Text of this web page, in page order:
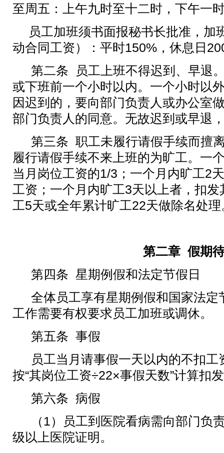
至周五：上午九时至十二时，下午一
员工加班须书面报秘书长批准，加
动合同工资）：平时150% ，休息日
第二条
员工上班不得迟到、早退
或下班前一个小时以内。一个小时以
因迟到的，要向部门负责人或办公室
部门负责人的同意。无故迟到或早退
第三条职工未履行请假手续而擅
履行请假手续不来上班的为旷工。一
当月岗位工资的1/3 ；一个月内旷工2
工资；一个月内旷工3天以上者，扣
工5天或全年累计旷工22天做除名处理
第二章 假期
第四条 星期例假和法定节假日
全体员工享有星期例假和国家法
工作需要有权要求员工加班或调休。
第五条事假
员工当月请事假一天以内的不扣
按“其岗位工资÷22×事假天数”计算扣
第六条病假
（ 1）员工到医院看病需向部门负
级以上医院证明。